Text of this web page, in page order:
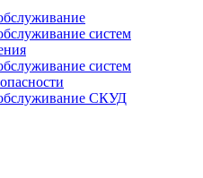
систем
систем
СКУД